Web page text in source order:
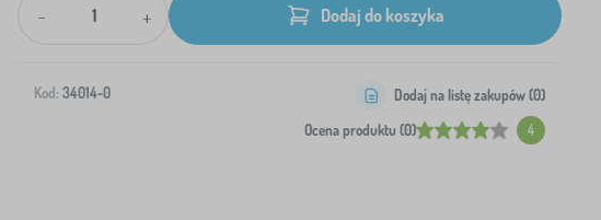
- + Dodaj do koszyka
Kod: 34014-0
Ocena produktu (0) 4
Dodaj na listę zakupów (0)